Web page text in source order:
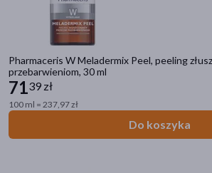
Pharmaceris W Meladermix Peel, peeling
przebarwieniom, 30 ml
7139 zł
100 ml = 237,97 zł
Do koszyka